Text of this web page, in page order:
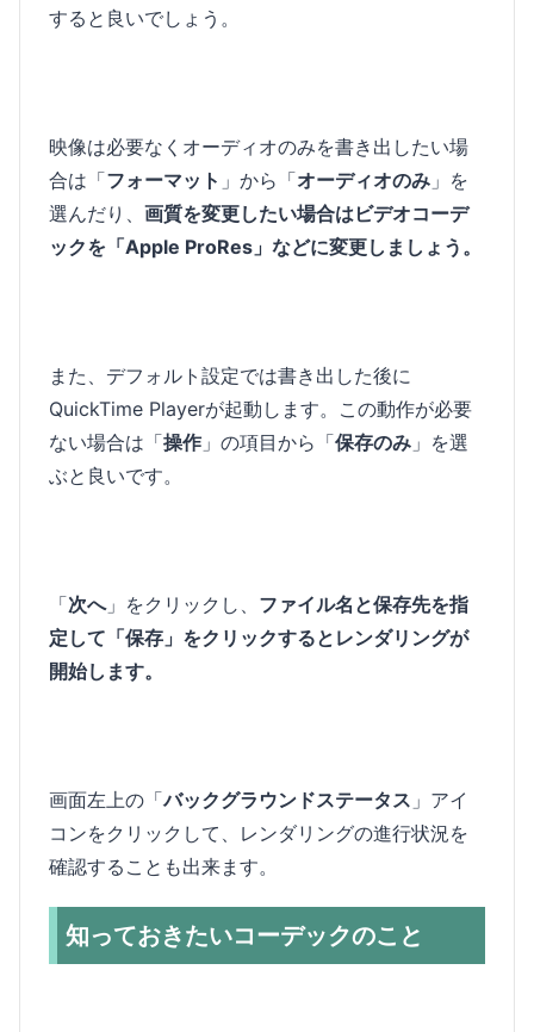
すると良いでしょう。
映像は必要なくオーディオのみを書き出したい場
合は「フォーマット 」から「オーディオのみ 」を
選んだり、 画質を変更したい場合はビデオコーデ
ックを「Apple ProRes」などに変更しましょう。
また、デフォルト設定では書き出した後に
QuickTime Playerが起動します。この動作が必要
ない場合は「操作 」の項目から「保存のみ 」を選
ぶと良いです。
「次へ」をクリックし、 ファイル名と保存先を指
定して「保存」をクリックするとレンダリングが
開始します。
画面左上の「バックグラウンドステータス 」アイ
コンをクリックして、レンダリングの進行状況を
確認することも出来ます。
知っておきたいコーデックのこと